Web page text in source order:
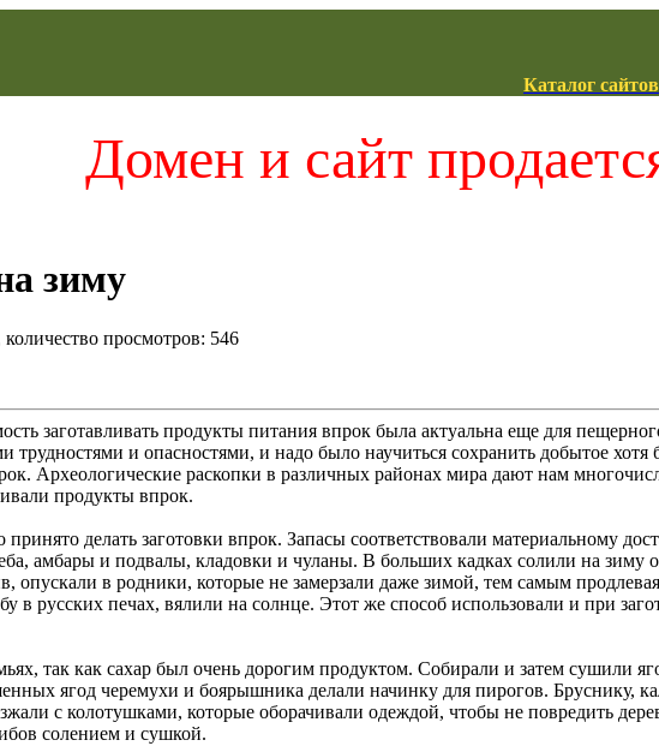
Каталог сайтов
Домен и сайт
зиму
просмотров: 546
заготавливать продукты питания впрок была актуальна еще для
и опасностями, и надо было научиться сохранить добытое
Археологические раскопки в различных районах мира дают нам
продукты впрок.
делать заготовки впрок. Запасы соответствовали материальному
амбары и подвалы, кладовки и чуланы. В больших кадках солили на зиму
опускали в родники, которые не замерзали даже зимой, тем самым
русских печах, вялили на солнце. Этот же способ использовали и при
так как сахар был очень дорогим продуктом. Собирали и затем сушили
ягод черемухи и боярышника делали начинку для пирогов. Бруснику,
с колотушками, которые оборачивали одеждой, чтобы не повредить
солением и сушкой.